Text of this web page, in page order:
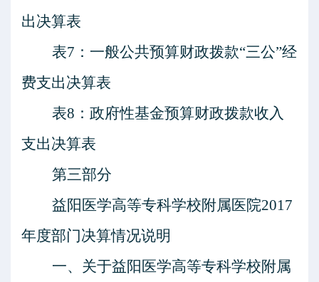
出决算表
表7：一般公共预算财政拨款“三公”经
费支出决算表
表8：政府性基金预算财政拨款收入
支出决算表
第三部分
益阳医学高等专科学校附属医院2017
年度部门决算情况说明
一、关于益阳医学高等专科学校附属